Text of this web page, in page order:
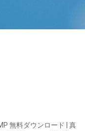
無料ダウンロード | 真